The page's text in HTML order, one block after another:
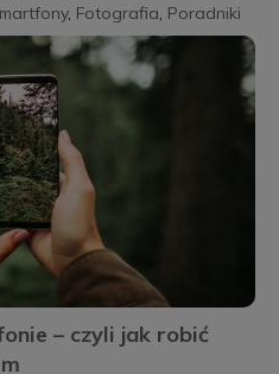
– czyli jak robić
, Fotografia, Poradniki